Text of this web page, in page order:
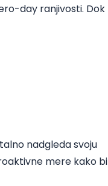
day ranjivosti. Dok
nadgleda svoju
mere kako bi